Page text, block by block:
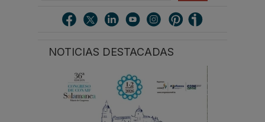
NOTICIAS DESTACADAS